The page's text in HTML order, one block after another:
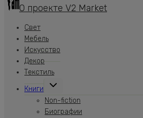
О проекте V2 Market
Свет
Мебель
Искусство
Декор
Текстиль
Книги
Переключить
меню
Non-fiction
Биографии